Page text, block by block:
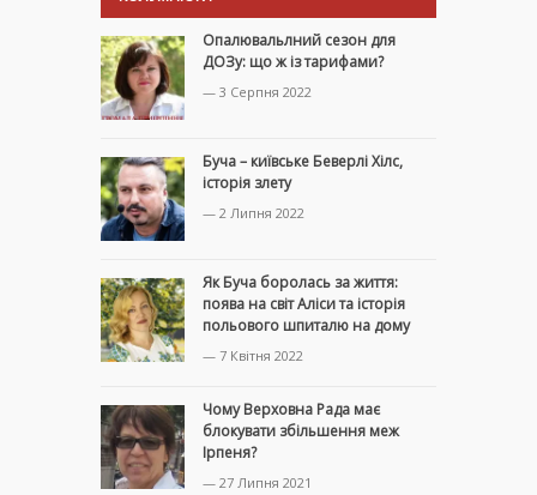
Опалювальлний сезон для
ДОЗу: що ж із тарифами?
— 3 Серпня 2022
Буча – київське Беверлі Хілс,
історія злету
— 2 Липня 2022
Як Буча боролась за життя:
поява на світ Аліси та історія
польового шпиталю на дому
— 7 Квітня 2022
Чому Верховна Рада має
блокувати збільшення меж
Ірпеня?
— 27 Липня 2021